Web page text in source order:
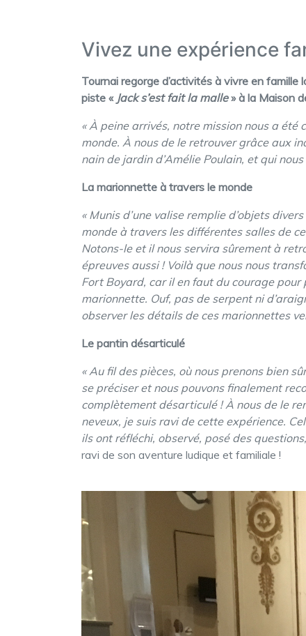
Vivez une expérience
Tournai regorge d’activités à vivre en
piste « Jack s’est fait la malle » à la Maison
« À peine arrivés, notre mission nous a été
monde. À nous de le retrouver grâce aux
nain de jardin d’Amélie Poulain, et qui
La marionnette à travers le monde
« Munis d’une valise remplie d’objets
monde à travers les différentes salles de
Notons-le et il nous servira sûrement à
épreuves aussi ! Voilà que nous nous
Fort Boyard, car il en faut du courage
marionnette. Ouf, pas de serpent ni
observer les détails de ces marionnettes
Le pantin désarticulé
« Au fil des pièces, où nous prenons bien
se préciser et nous pouvons finalement
complètement désarticulé ! À nous de le
neveux, je suis ravi de cette expérience.
ils ont réfléchi, observé, posé des
ravi de son aventure ludique et familiale !